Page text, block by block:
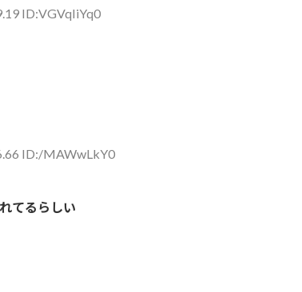
ID:VGVqIiYq0
ID:/MAWwLkY0
てるらしい